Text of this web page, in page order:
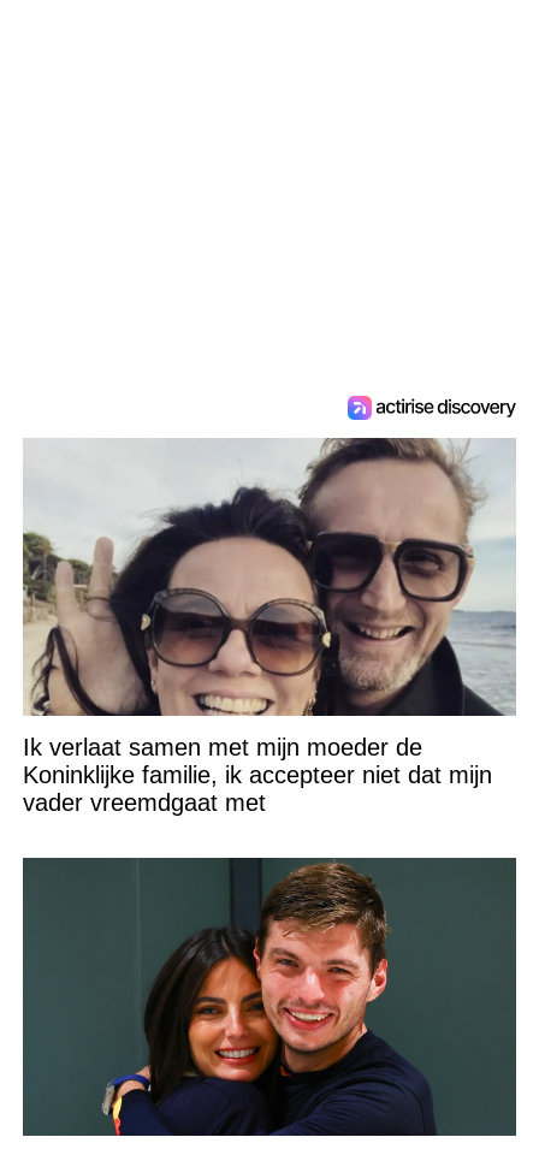
Ik verlaat samen met mijn moeder de
Koninklijke familie, ik accepteer niet dat mijn
vader vreemdgaat met